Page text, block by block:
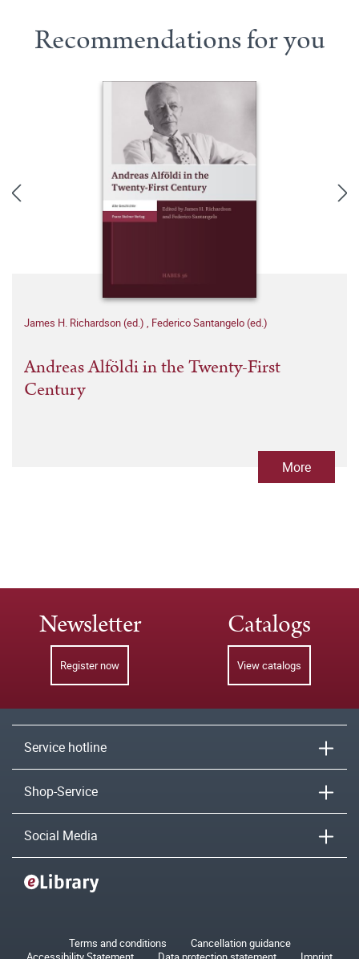
Recommendations for you
James H. Richardson (ed.) , Federico Santangelo (ed.)
Andreas Alföldi in the Twenty-First
Century
More
Newsletter
Register now
Catalogs
View catalogs
Service hotline
Shop-Service
Social Media
Terms and conditions
Cancellation guidance